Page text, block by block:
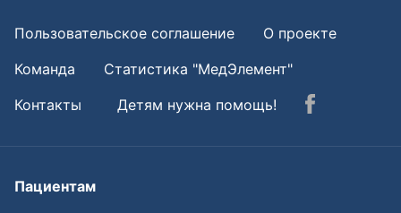
Пользовательское соглашение
О проекте
Команда
Статистика "МедЭлемент"
Контакты
Детям нужна помощь!
Пациентам